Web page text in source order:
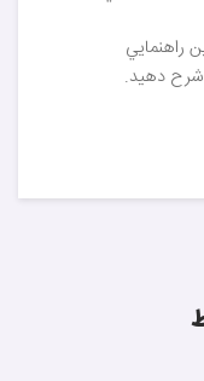
راهنمايي
شرح دهيد.